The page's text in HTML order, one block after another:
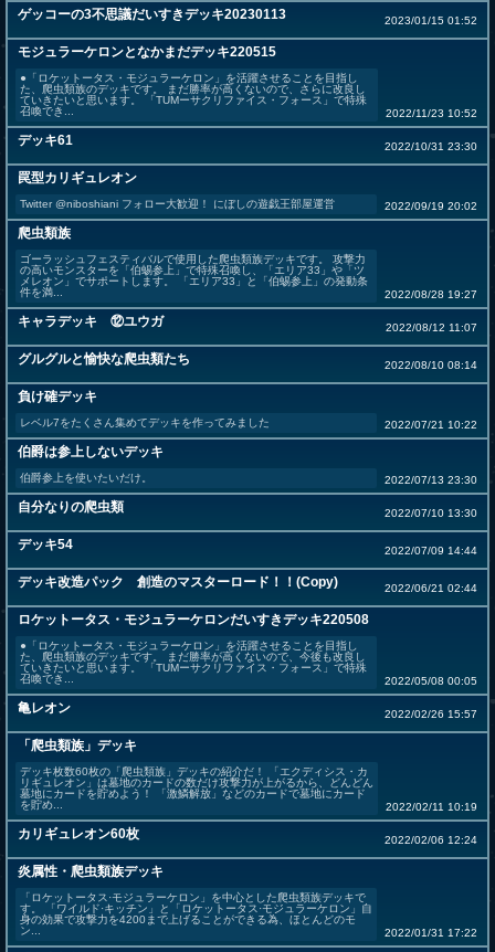
ゲッコーの3不思議だいすきデッキ20230113 2023/01/15 01:52
モジュラーケロンとなかまだデッキ220515
●「ロケットータス・モジュラーケロン」を活躍させることを目指し
た、爬虫類族のデッキです。 まだ勝率が高くないので、さらに改良し
ていきたいと思います。 「TUMーサクリファイス・フォース」で特殊
召喚でき...
2022/11/23 10:52
デッキ61 2022/10/31 23:30
罠型カリギュレオン
Twitter @niboshiani フォロー大歓迎！ にぼしの遊戯王部屋運営 2022/09/19 20:02
爬虫類族
ゴーラッシュフェスティバルで使用した爬虫類族デッキです。 攻撃力
の高いモンスターを「伯蜴参上」で特殊召喚し、「エリア33」や「ツ
メレオン」でサポートします。 「エリア33」と「伯蜴参上」の発動条
件を満...
2022/08/28 19:27
キャラデッキ ⑫ユウガ 2022/08/12 11:07
グルグルと愉快な爬虫類たち 2022/08/10 08:14
負け確デッキ
レベル7をたくさん集めてデッキを作ってみました 2022/07/21 10:22
伯爵は参上しないデッキ
伯爵参上を使いたいだけ。 2022/07/13 23:30
自分なりの爬虫類 2022/07/10 13:30
デッキ54 2022/07/09 14:44
デッキ改造パック 創造のマスターロード！！(Copy) 2022/06/21 02:44
ロケットータス・モジュラーケロンだいすきデッキ220508
●「ロケットータス・モジュラーケロン」を活躍させることを目指し
た、爬虫類族のデッキです。 まだ勝率が高くないので、今後も改良し
ていきたいと思います。 「TUMーサクリファイス・フォース」で特殊
召喚でき...
2022/05/08 00:05
亀レオン 2022/02/26 15:57
「爬虫類族」デッキ
デッキ枚数60枚の「爬虫類族」デッキの紹介だ！ 「エクディシス・カ
リギュレオン」は墓地のカードの数だけ攻撃力が上がるから、どんどん
墓地にカードを貯めよう！ 「激鱗解放」などのカードで墓地にカード
を貯め...
2022/02/11 10:19
カリギュレオン60枚 2022/02/06 12:24
炎属性・爬虫類族デッキ
「ロケットータス·モジュラーケロン」を中心とした爬虫類族デッキで
す。 「ワイルド·キッチン」と「ロケットータス·モジュラーケロン」自
身の効果で攻撃力を4200まで上げることができる為、ほとんどのモ
ン...
2022/01/31 17:22